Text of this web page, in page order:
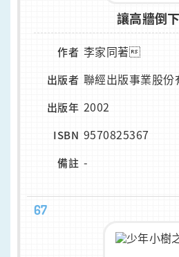
讓高牆倒
作者 李家同著
出版者 聯經出版事業股份
出版年 2002
ISBN 9570825367
備註 -
67